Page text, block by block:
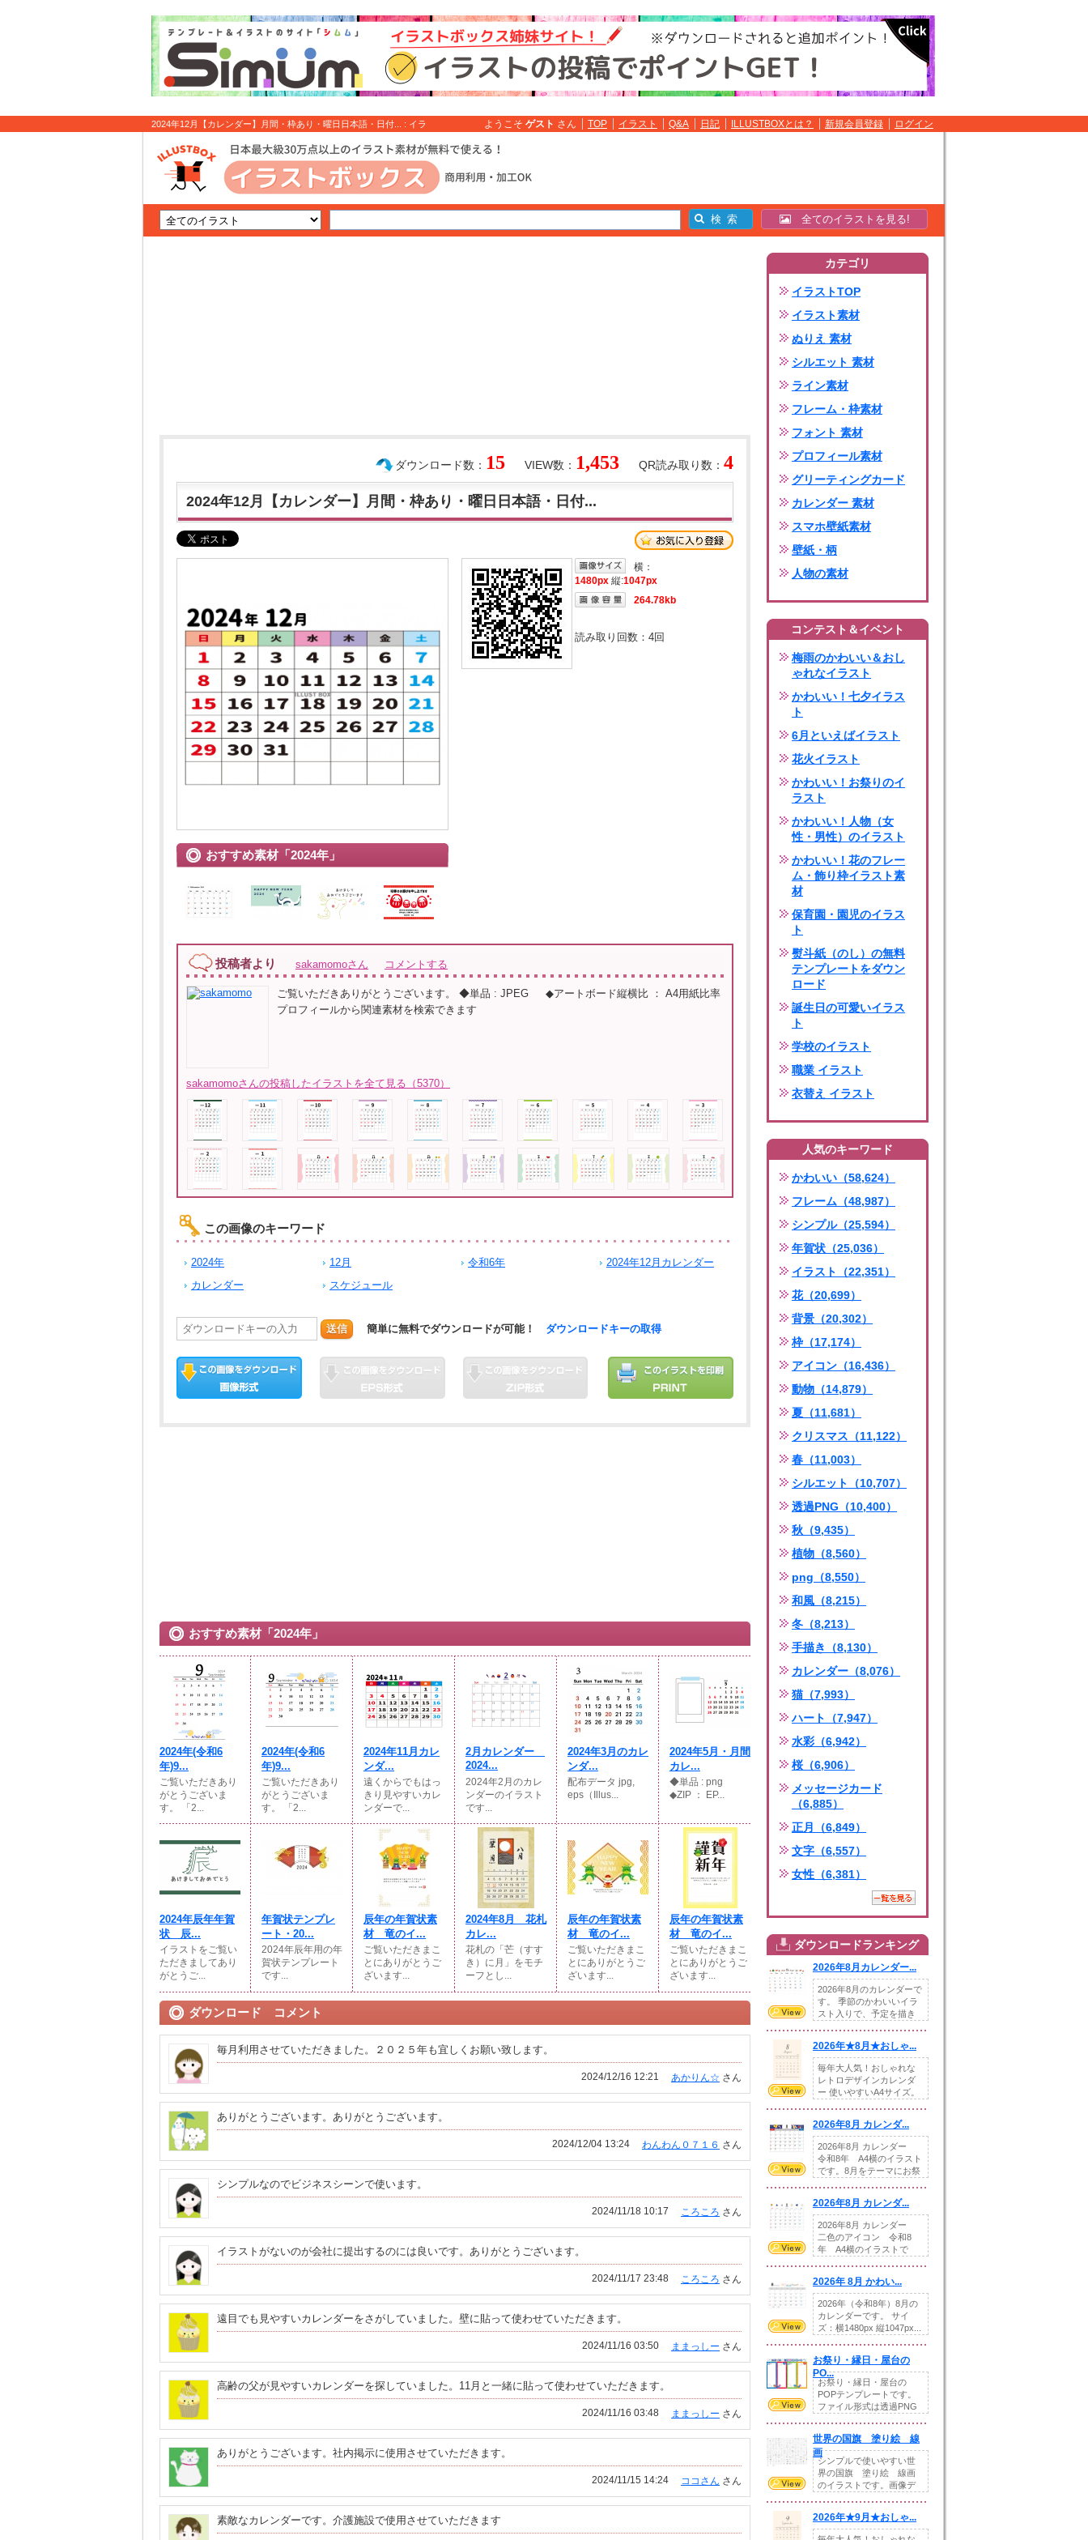
2024年12月【カレンダー】月間・枠あり・曜日日本語・日付... : イラ
ようこそ ゲスト さん TOP イラスト Q&A 日記 ILLUSTBOXとは？ 新規会員登録 ログイン
全てのイラストを見る!
QR読み取り数： 4
VIEW数： 1,453
ダウンロード数： 15
2024年12月【カレンダー】月間・枠あり・曜日日本語・日付...
おすすめ素材「2024年」
横：
1480px 縦:1047px
264.78kb
読み取り回数： 4回
投稿者より sakamomoさん コメントする
ご覧いただきありがとうございます。 ◆単品 : JPEG ◆アートボード縦横比 ： A4用紙比率
プロフィールから関連素材を検索できます
sakamomoさんの投稿したイラストを全て見る（5370）
この画像のキーワード
2024年 12月 令和6年
2024年12月カレンダー
カレンダー
スケジュール
送信 簡単に無料でダウンロードが可能！ ダウンロードキーの取得
おすすめ素材「2024年」
2024年(令和6
年)9...
ご覧いただきあり
がとうございま
す。 「2...
2024年(令和6
年)9...
ご覧いただきあり
がとうございま
す。 「2...
2024年11月カレ
ンダ...
遠くからでもはっ
きり見やすいカレ
ンダーで...
2月カレンダー
2024...
2024年2月のカレ
ンダーのイラスト
です...
2024年3月のカレ
ンダ...
配布データ jpg,
eps（Illus...
2024年5月・月間
カレ...
◆単品 : png
◆ZIP ： EP...
2024年辰年年賀
状 辰...
イラストをご覧い
ただきましてあり
がとうご...
年賀状テンプレ
ート・20...
2024年辰年用の年
賀状テンプレート
です...
辰年の年賀状素
材 竜のイ...
ご覧いただきまこ
とにありがとうご
ざいます...
2024年8月 花札
カレ...
花札の「芒（すす
き）に月」をモチ
ーフとし...
辰年の年賀状素
材 竜のイ...
ご覧いただきまこ
とにありがとうご
ざいます...
辰年の年賀状素
材 竜のイ...
ご覧いただきまこ
とにありがとうご
ざいます...
ダウンロード コメント
毎月利用させていただきました。２０２５年も宜しくお願い致します。
あかりん☆ さん
2024/12/16 12:21
ありがとうございます。ありがとうございます。
わんわん０７１６ さん
2024/12/04 13:24
シンプルなのでビジネスシーンで使います。
ころころ さん
2024/11/18 10:17
イラストがないのが会社に提出するのには良いです。ありがとうございます。
ころころ さん
2024/11/17 23:48
遠目でも見やすいカレンダーをさがしていました。壁に貼って使わせていただきます。
ままっしー さん
2024/11/16 03:50
高齢の父が見やすいカレンダーを探していました。11月と一緒に貼って使わせていただきます。
ままっしー さん
2024/11/16 03:48
ありがとうございます。社内掲示に使用させていただきます。
ココさん さん
2024/11/15 14:24
素敵なカレンダーです。介護施設で使用させていただきます
カテゴリ
イラストTOP
イラスト素材
ぬりえ 素材
シルエット 素材
ライン素材
フレーム・枠素材
フォント 素材
プロフィール素材
グリーティングカード
カレンダー 素材
スマホ壁紙素材
壁紙・柄
人物の素材
コンテスト＆イベント
梅雨のかわいい＆おし
ゃれなイラスト
かわいい！七夕イラス
ト
6月といえばイラスト
花火イラスト
かわいい！お祭りのイ
ラスト
かわいい！人物（女
性・男性）のイラスト
かわいい！花のフレー
ム・飾り枠イラスト素
材
保育園・園児のイラス
ト
熨斗紙（のし）の無料
テンプレートをダウン
ロード
誕生日の可愛いイラス
ト
学校のイラスト
職業 イラスト
衣替え イラスト
人気のキーワード
かわいい（58,624）
フレーム（48,987）
シンプル（25,594）
年賀状（25,036）
イラスト（22,351）
花（20,699）
背景（20,302）
枠（17,174）
アイコン（16,436）
動物（14,879）
夏（11,681）
クリスマス（11,122）
春（11,003）
シルエット（10,707）
透過PNG（10,400）
秋（9,435）
植物（8,560）
png（8,550）
和風（8,215）
冬（8,213）
手描き（8,130）
カレンダー（8,076）
猫（7,993）
ハート（7,947）
水彩（6,942）
桜（6,906）
メッセージカード
（6,885）
正月（6,849）
文字（6,557）
女性（6,381）
ダウンロードランキング
2026年8月カレンダー...
2026年8月のカレンダーで
す。 季節のかわいいイラ
スト入りで、予定を描き
2026年★8月★おしゃ...
毎年大人気！おしゃれな
レトロデザインカレンダ
ー 使いやすいA4サイズ。
2026年8月 カレンダ...
2026年8月 カレンダー
令和8年 A4横のイラスト
です。8月をテーマにお祭
2026年8月 カレンダ...
2026年8月 カレンダー
二色のアイコン 令和8
年 A4横のイラストで
2026年 8月 かわい...
2026年（令和8年）8月の
カレンダーです。 サイ
ズ：横1480px 縦1047px...
お祭り・縁日・屋台の
PO...
お祭り・縁日・屋台の
POPテンプレートです。
ファイル形式は透過PNG
世界の国旗 塗り絵 線
画
シンプルで使いやすい世
界の国旗 塗り絵 線画
のイラストです。画像デ
2026年★9月★おしゃ...